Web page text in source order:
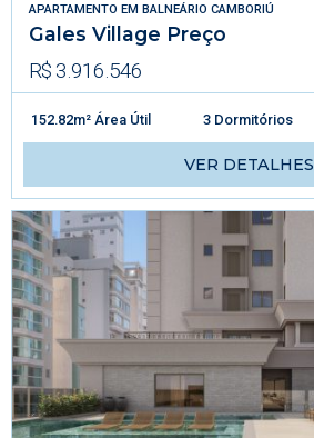
APARTAMENTO EM BALNEÁRIO CAMBORIÚ
Gales Village Preço
R$ 3.916.546
152.82m² Área Útil 3 Dormitórios
VER DETALHES